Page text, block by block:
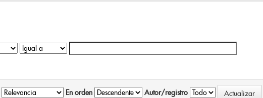
En orden Autor/registro